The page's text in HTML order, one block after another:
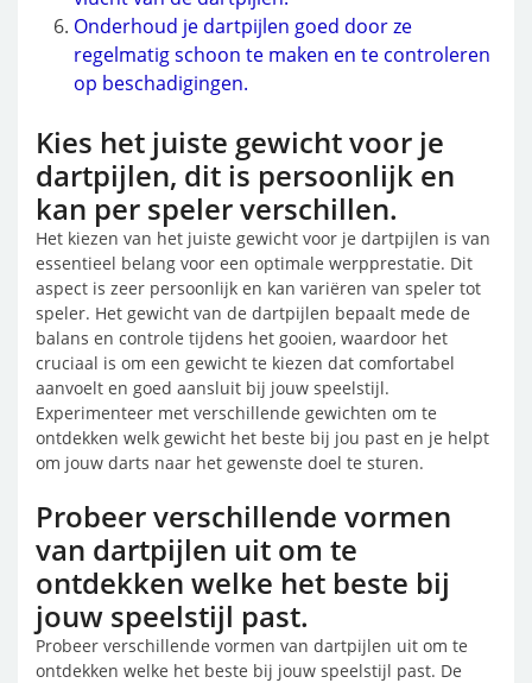
Onderhoud je dartpijlen goed door ze
regelmatig schoon te maken en te controleren
op beschadigingen.
Kies het juiste gewicht voor je
dartpijlen, dit is persoonlijk en
kan per speler verschillen.
Het kiezen van het juiste gewicht voor je dartpijlen is van
essentieel belang voor een optimale werpprestatie. Dit
aspect is zeer persoonlijk en kan variëren van speler tot
speler. Het gewicht van de dartpijlen bepaalt mede de
balans en controle tijdens het gooien, waardoor het
cruciaal is om een gewicht te kiezen dat comfortabel
aanvoelt en goed aansluit bij jouw speelstijl.
Experimenteer met verschillende gewichten om te
ontdekken welk gewicht het beste bij jou past en je helpt
om jouw darts naar het gewenste doel te sturen.
Probeer verschillende vormen
van dartpijlen uit om te
ontdekken welke het beste bij
jouw speelstijl past.
Probeer verschillende vormen van dartpijlen uit om te
ontdekken welke het beste bij jouw speelstijl past. De